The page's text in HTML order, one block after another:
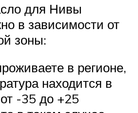
для Нивы
в зависимости от
зоны:
в регионе,
находится в
-35 до +25